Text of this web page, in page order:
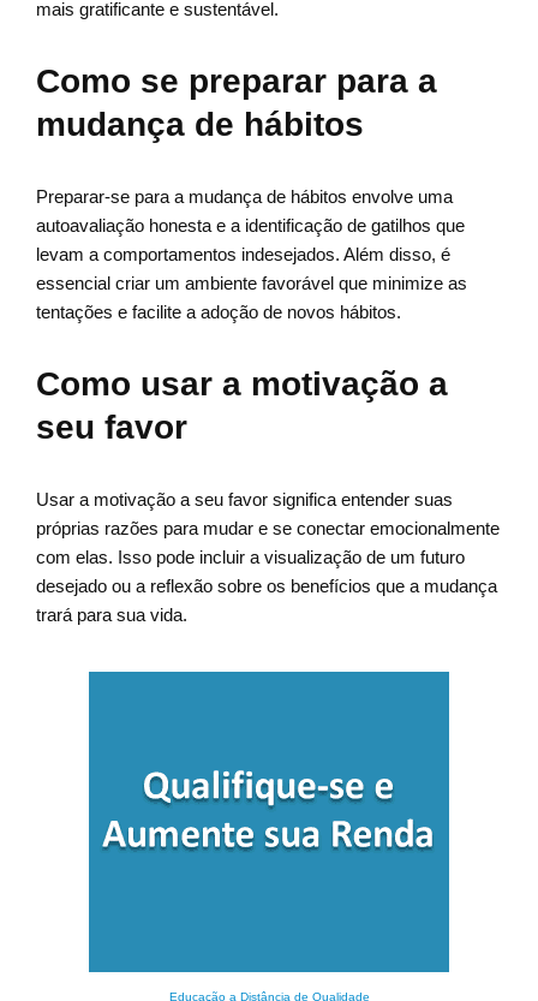
mais gratificante e sustentável.
Como se preparar para a
mudança de hábitos
Preparar-se para a mudança de hábitos envolve uma
autoavaliação honesta e a identificação de gatilhos que
levam a comportamentos indesejados. Além disso, é
essencial criar um ambiente favorável que minimize as
tentações e facilite a adoção de novos hábitos.
Como usar a motivação a
seu favor
Usar a motivação a seu favor significa entender suas
próprias razões para mudar e se conectar emocionalmente
com elas. Isso pode incluir a visualização de um futuro
desejado ou a reflexão sobre os benefícios que a mudança
trará para sua vida.
Educação a Distância de Qualidade